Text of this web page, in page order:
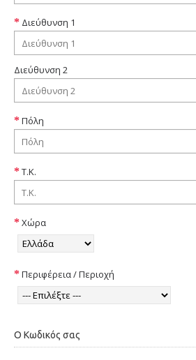
Διεύθυνση 1
Διεύθυνση 2
Πόλη
Τ.Κ.
Χώρα
Περιφέρεια / Περιοχή
Ο Κωδικός σας